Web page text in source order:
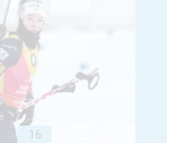
16